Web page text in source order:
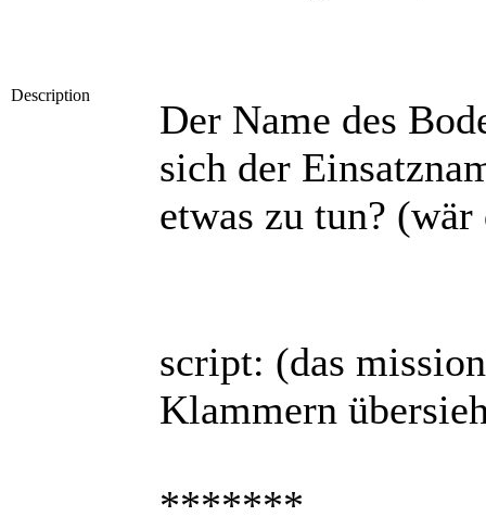
Description
Der Name des
sich der
etwas zu tun?
script: (das
Klammern
*******